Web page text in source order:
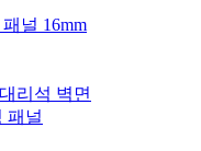
널 16mm
리석 벽면
패널